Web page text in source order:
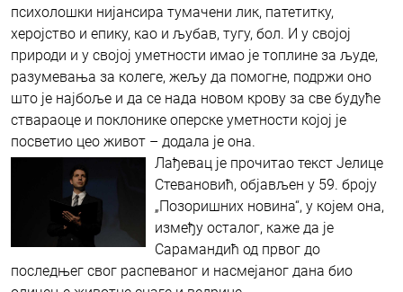
психолошки нијансира тумачени лик, патетитку,
херојство и епику, као и љубав, тугу, бол. И у својој
природи и у својој уметности имао је топлине за људе,
разумевања за колеге, жељу да помогне, подржи оно
што је најбоље и да се нада новом крову за све будуће
ствараоце и поклонике оперске уметности којој је
посветио цео живот – додала је она.
Лађевац је прочитао текст Јелице
Стевановић, објављен у 59. броју
„Позоришних новина“, у којем она,
између осталог, каже да је
Сарамандић од првог до
последњег свог распеваног и насмејаног дана био